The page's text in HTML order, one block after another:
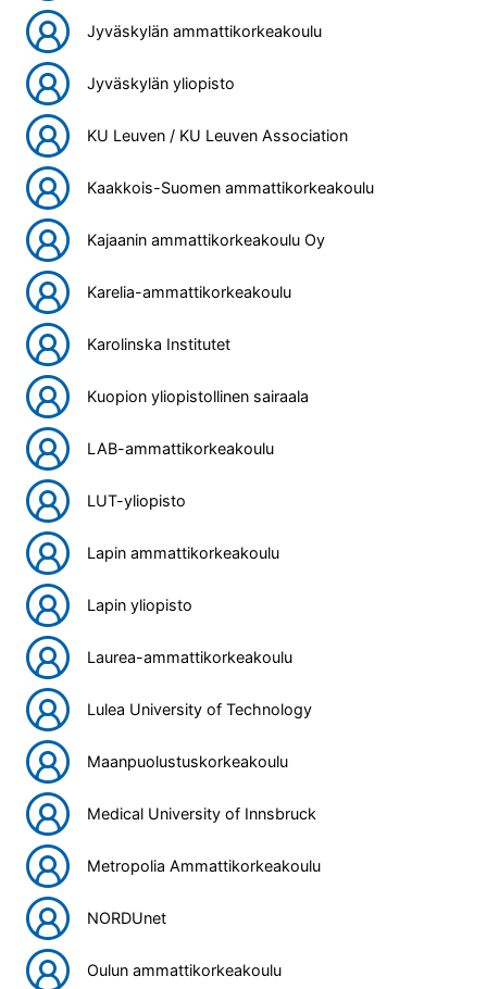
Jyväskylän ammattikorkeakoulu
Jyväskylän yliopisto
KU Leuven / KU Leuven Association
Kaakkois-Suomen ammattikorkeakoulu
Kajaanin ammattikorkeakoulu Oy
Karelia-ammattikorkeakoulu
Karolinska Institutet
Kuopion yliopistollinen sairaala
LAB-ammattikorkeakoulu
LUT-yliopisto
Lapin ammattikorkeakoulu
Lapin yliopisto
Laurea-ammattikorkeakoulu
Lulea University of Technology
Maanpuolustuskorkeakoulu
Medical University of Innsbruck
Metropolia Ammattikorkeakoulu
NORDUnet
Oulun ammattikorkeakoulu